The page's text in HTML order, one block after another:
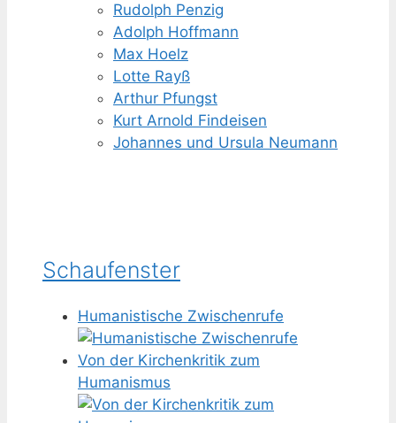
Rudolph Penzig
Adolph Hoffmann
Max Hoelz
Lotte Rayß
Arthur Pfungst
Kurt Arnold Findeisen
Johannes und Ursula Neumann
Schaufenster
Humanistische Zwischenrufe
Von der Kirchenkritik zum
Humanismus